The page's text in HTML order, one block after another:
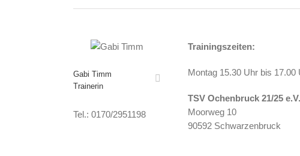
Gabi Timm
Trainerin
Tel.: 0170/2951198
Trainingszeiten:
Montag 15.30 Uhr bis 17.00
TSV Ochenbruck 21/25 e.V.
Moorweg 10
90592 Schwarzenbruck